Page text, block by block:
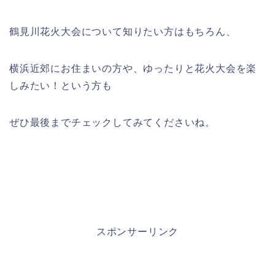
鶴見川花火大会について知りたい方はもちろん、
横浜近郊にお住まいの方や、ゆったりと花火大会を楽
しみたい！という方も
ぜひ最後までチェックしてみてくださいね。
スポンサーリンク